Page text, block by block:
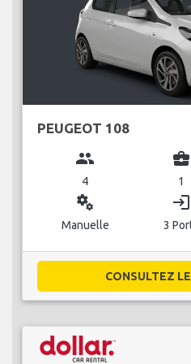
PEUGEOT 108
group
4
business_center
1
miscellaneous_services
Manuelle
login
3
CONSULTEZ